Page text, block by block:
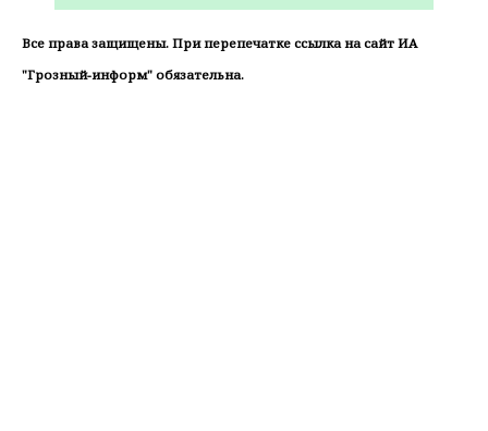
Все права защищены. При перепечатке ссылка на сайт ИА
"Грозный-информ" обязательна.